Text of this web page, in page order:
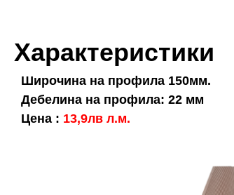
Характеристики
Широчина на профила 150мм.
Дебелина на профила: 22 мм
Цена : 13,9лв л.м.